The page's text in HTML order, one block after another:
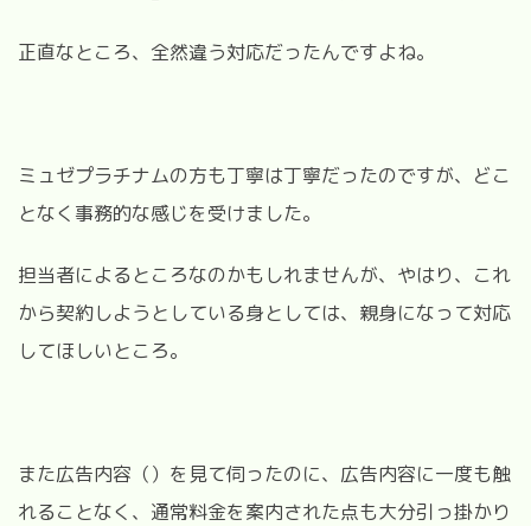
正直なところ、全然違う対応だったんですよね。
ミュゼプラチナムの方も丁寧は丁寧だったのですが、どこ
となく事務的な感じを受けました。
担当者によるところなのかもしれませんが、やはり、これ
から契約しようとしている身としては、親身になって対応
してほしいところ。
また広告内容（）を見て伺ったのに、広告内容に一度も触
れることなく、通常料金を案内された点も大分引っ掛かり